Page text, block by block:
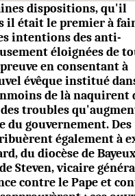
dispositions, qu'il
il était le premier à
intentions des anti-
éloignées de
en consen­tant à
évêque institué
de là naquirent
troubles
du gouvernement. Des
également à
du dio­cèse de
Steven, vicaire
contre le Pape et